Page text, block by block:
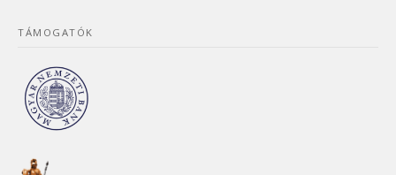
TÁMOGATÓK